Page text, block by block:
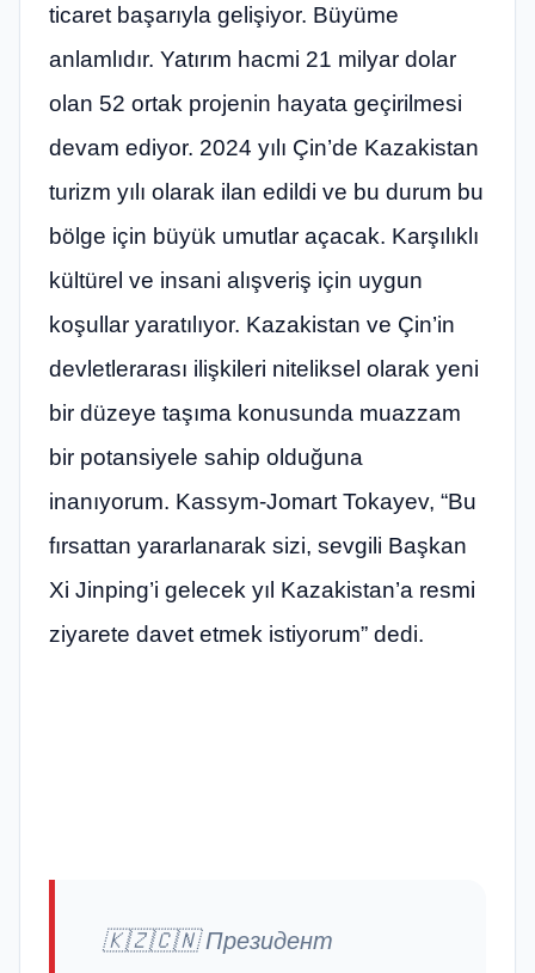
ticaret başarıyla gelişiyor. Büyüme
anlamlıdır. Yatırım hacmi 21 milyar dolar
olan 52 ortak projenin hayata geçirilmesi
devam ediyor. 2024 yılı Çin’de Kazakistan
turizm yılı olarak ilan edildi ve bu durum bu
bölge için büyük umutlar açacak. Karşılıklı
kültürel ve insani alışveriş için uygun
koşullar yaratılıyor. Kazakistan ve Çin’in
devletlerarası ilişkileri niteliksel olarak yeni
bir düzeye taşıma konusunda muazzam
bir potansiyele sahip olduğuna
inanıyorum. Kassym-Jomart Tokayev, “Bu
fırsattan yararlanarak sizi, sevgili Başkan
Xi Jinping’i gelecek yıl Kazakistan’a resmi
ziyarete davet etmek istiyorum” dedi.
🇰🇿🇨🇳 Президент